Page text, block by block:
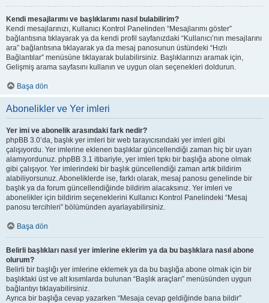
Kendi mesajlarımı ve başlıklarımı nasıl bulabilirim?
Kendi mesajlarınızı, Kullanıcı Kontrol Panelinden “Mesajlarımı göster”
bağlantısına tıklayarak ya da kendi profil sayfanızdaki “Kullanıcı’nın mesajlarını
ara” bağlantısına tıklayarak ya da mesaj panosunun üstündeki “Hızlı
Bağlantılar” menüsüne tıklayarak bulabilirsiniz. Başlıklarınızı aramak için,
Gelişmiş arama sayfasını kullanın ve uygun olan seçenekleri doldurun.
Başa dön
Abonelikler ve Yer imleri
Yer imi ve abonelik arasındaki fark nedir?
phpBB 3.0’da, başlık yer imleri bir web tarayıcısındaki yer imleri gibi
çalışıyordu. Yer imlerine eklenen başlıklar güncellendiği zaman hiç bir uyarı
alamıyordunuz. phpBB 3.1 itibariyle, yer imleri tıpkı bir başlığa abone olmak
gibi çalışıyor. Yer imlerindeki bir başlık güncellendiği zaman artık bildirim
alabiliyorsunuz. Aboneliklerde ise, farklı olarak, mesaj panosu genelinde bir
başlık ya da forum güncellendiğinde bildirim alacaksınız. Yer imleri ve
abonelikler için bildirim seçeneklerini Kullanıcı Kontrol Panelindeki “Mesaj
panosu tercihleri” bölümünden ayarlayabilirsiniz.
Başa dön
Belirli başlıkları nasıl yer imlerine eklerim ya da bu başlıklara nasıl abone
olurum?
Belirli bir başlığı yer imlerine eklemek ya da bu başlığa abone olmak için bir
başlıktaki üst ve alt kısımlarda bulunan “Başlık araçları” menüsünden uygun
bağlantıyı tıklayabilirsiniz.
Ayrıca bir başlığa cevap yazarken “Mesaja cevap geldiğinde bana bildir”